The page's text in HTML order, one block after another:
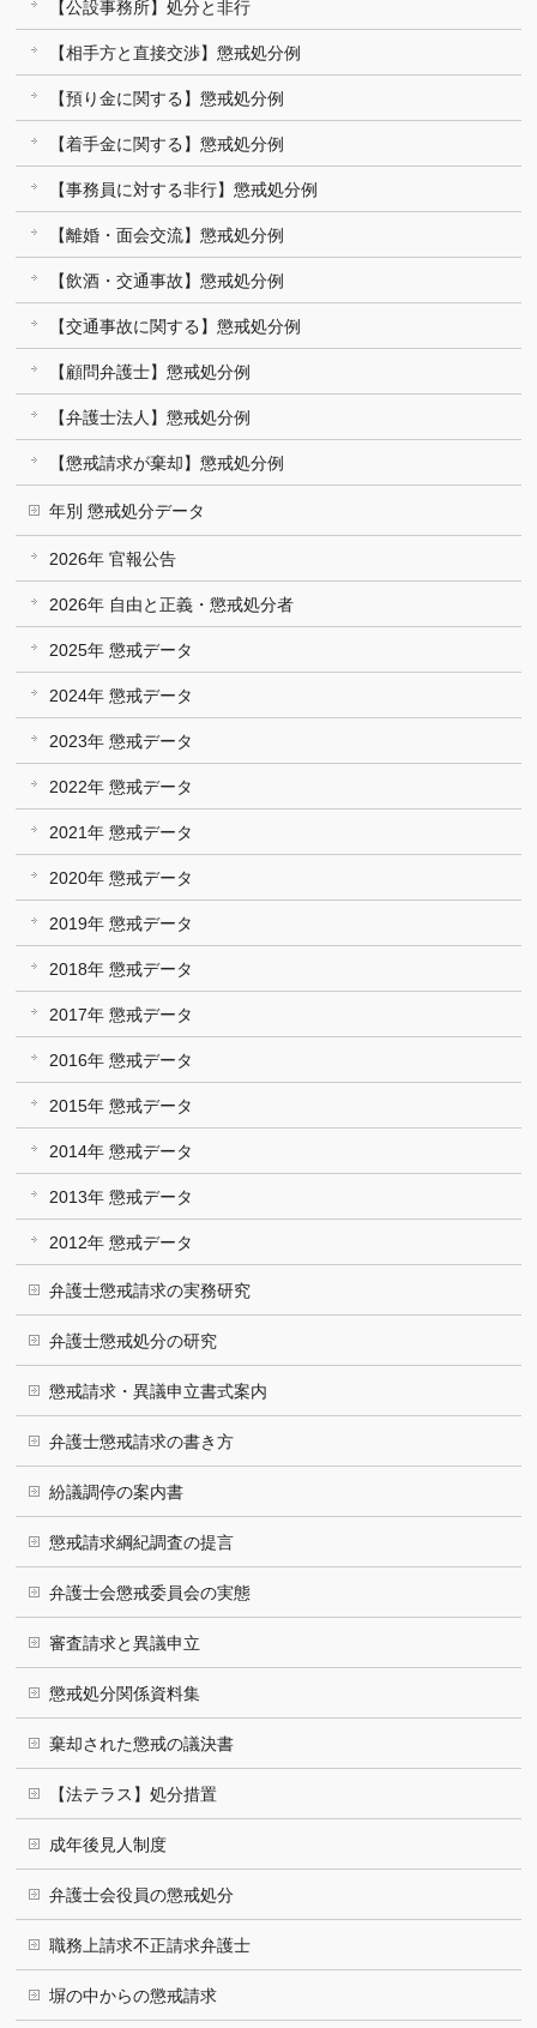
【公設事務所】処分と非行
【相手方と直接交渉】懲戒処分例
【預り金に関する】懲戒処分例
【着手金に関する】懲戒処分例
【事務員に対する非行】懲戒処分例
【離婚・面会交流】懲戒処分例
【飲酒・交通事故】懲戒処分例
【交通事故に関する】懲戒処分例
【顧問弁護士】懲戒処分例
【弁護士法人】懲戒処分例
【懲戒請求が棄却】懲戒処分例
年別 懲戒処分データ
2026年 官報公告
2026年 自由と正義・懲戒処分者
2025年 懲戒データ
2024年 懲戒データ
2023年 懲戒データ
2022年 懲戒データ
2021年 懲戒データ
2020年 懲戒データ
2019年 懲戒データ
2018年 懲戒データ
2017年 懲戒データ
2016年 懲戒データ
2015年 懲戒データ
2014年 懲戒データ
2013年 懲戒データ
2012年 懲戒データ
弁護士懲戒請求の実務研究
弁護士懲戒処分の研究
懲戒請求・異議申立書式案内
弁護士懲戒請求の書き方
紛議調停の案内書
懲戒請求綱紀調査の提言
弁護士会懲戒委員会の実態
審査請求と異議申立
懲戒処分関係資料集
棄却された懲戒の議決書
【法テラス】処分措置
成年後見人制度
弁護士会役員の懲戒処分
職務上請求不正請求弁護士
塀の中からの懲戒請求